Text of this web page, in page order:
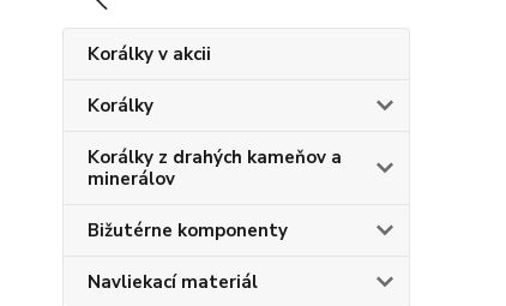
Korálky v akcii
Korálky
Korálky z drahých kameňov a
minerálov
Bižutérne komponenty
Navliekací materiál